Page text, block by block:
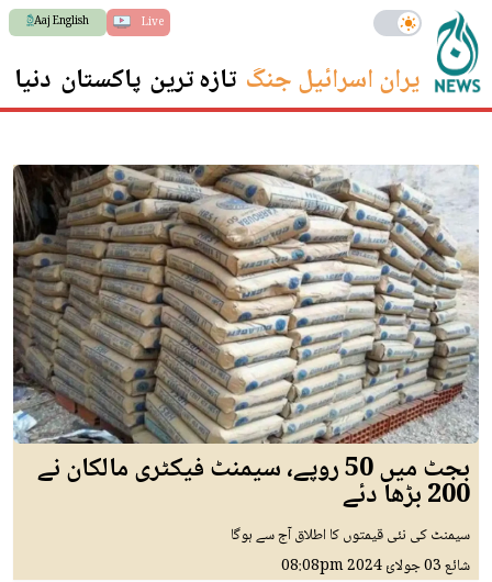
Live
Aaj English
ایران اسرائیل جنگ تازہ ترین پاکستان دنیا
بجٹ میں 50 روپے، سیمنٹ فیکٹری مالکان نے
200 بڑھا دئے
سیمنٹ کی نئی قیمتوں کا اطلاق آج سے ہوگا
شائع03 جولائ 2024 08:08pm